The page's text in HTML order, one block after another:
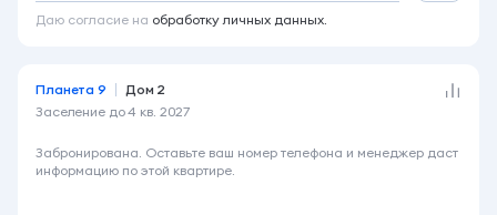
Лоджия
Даю согласие на обработку личных данных.
Планета 9
Дом 2
Заселение до4 кв. 2027
6 920 000 ₽
Забронирована. Оставьте ваш номер телефона и менеджер даст
информацию по этой квартире.